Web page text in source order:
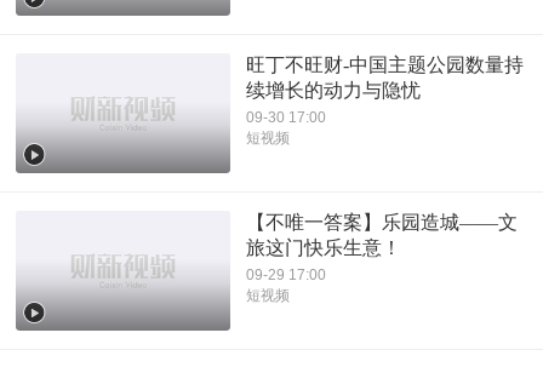
旺丁不旺财-中国主题公园数量持
续增长的动力与隐忧
09-30 17:00
短视频
【不唯一答案】乐园造城——文
旅这门快乐生意！
09-29 17:00
短视频